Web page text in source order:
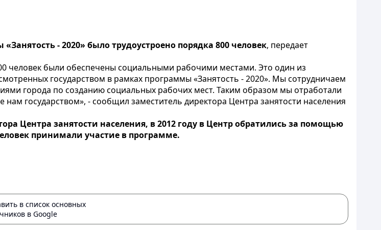
- 2020» было трудоустроено порядка 800 человек, передает
человек были обеспечены социальными рабочими местами. Это один из
государством в рамках программы «Занятость - 2020». Мы сотрудничаем
города по созданию социальных рабочих мест. Таким образом мы отработали
нам государством», - сообщил заместитель директора Центра занятости населения
Центра занятости населения, в 2012 году в Центр обратились за помощью
принимали участие в программе.
в список основных
в Google